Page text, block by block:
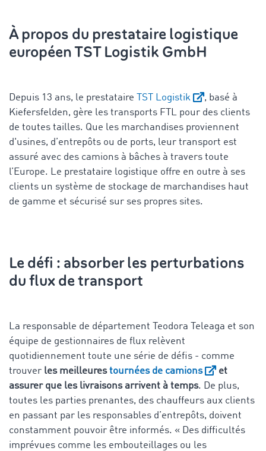
À propos du prestataire logistique
européen TST Logistik GmbH
Depuis 13 ans, le prestataire TST Logistik
, basé à
Kiefersfelden, gère les transports FTL pour des clients
de toutes tailles. Que les marchandises proviennent
d'usines, d’entrepôts ou de ports, leur transport est
assuré avec des camions à bâches à travers toute
l’Europe. Le prestataire logistique offre en outre à ses
clients un système de stockage de marchandises haut
de gamme et sécurisé sur ses propres sites.
Le défi : absorber les perturbations
du flux de transport
La responsable de département Teodora Teleaga et son
équipe de gestionnaires de flux relèvent
quotidiennement toute une série de défis - comme
trouver les meilleurestournées de camions
et
assurer que les livraisons arrivent à temps. De plus,
toutes les parties prenantes, des chauffeurs aux clients
en passant par les responsables d’entrepôts, doivent
constamment pouvoir être informés. « Des difficultés
imprévues comme les embouteillages ou les